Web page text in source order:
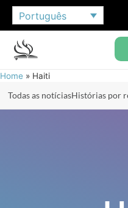
Português
Home » Haiti
Todas as notíciasHistórias por